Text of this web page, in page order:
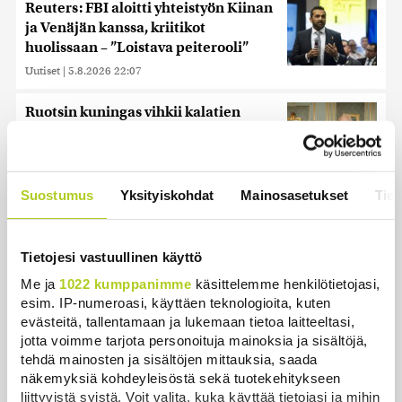
Suostumus Yksityiskohdat Mainosasetukset
Tietojesi vastuullinen käyttö
Me ja 1022 kumppanimme käsittelemme henkilötietojasi,
esim. IP-numeroasi, käyttäen teknologioita, kuten
evästeitä, tallentamaan ja lukemaan tietoa laitteeltasi,
jotta voimme tarjota personoituja mainoksia ja sisältöjä,
tehdä mainosten ja sisältöjen mittauksia, saada
näkemyksiä kohdeyleisöstä sekä tuotekehitykseen
liittyvistä syistä. Voit valita, kuka käyttää tietojasi ja mihin
Reuters: FBI aloitti yhteistyön Kiinan
ja Venäjän kanssa, kriitikot
huolissaan – ”Loistava peiterooli”
Uutiset | 5.8.2026 22:07
Ruotsin kuningas vihkii kalatien
Kuin kauhuelokuvasta – Oletko
kuullut Etelämantereen
Uutiset | 5.8.2026 23:00
Lohi roimi Purran esitystä Ylellä: ”Nyt
olisi ollut viimeinen hetki ottaa järki
käteen”
Uutiset | 5.8.2026 14:40